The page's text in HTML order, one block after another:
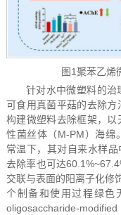
图1聚苯乙烯
针对水中微塑料的治
可食用真菌平菇的去除
构建微塑料去除框架，
性菌丝体（M-PM）海绵
常温下，其对自来水样
去除率也可达
交联与表面的阳离子化修
个制备和使用过程绿色
oligosaccharide-